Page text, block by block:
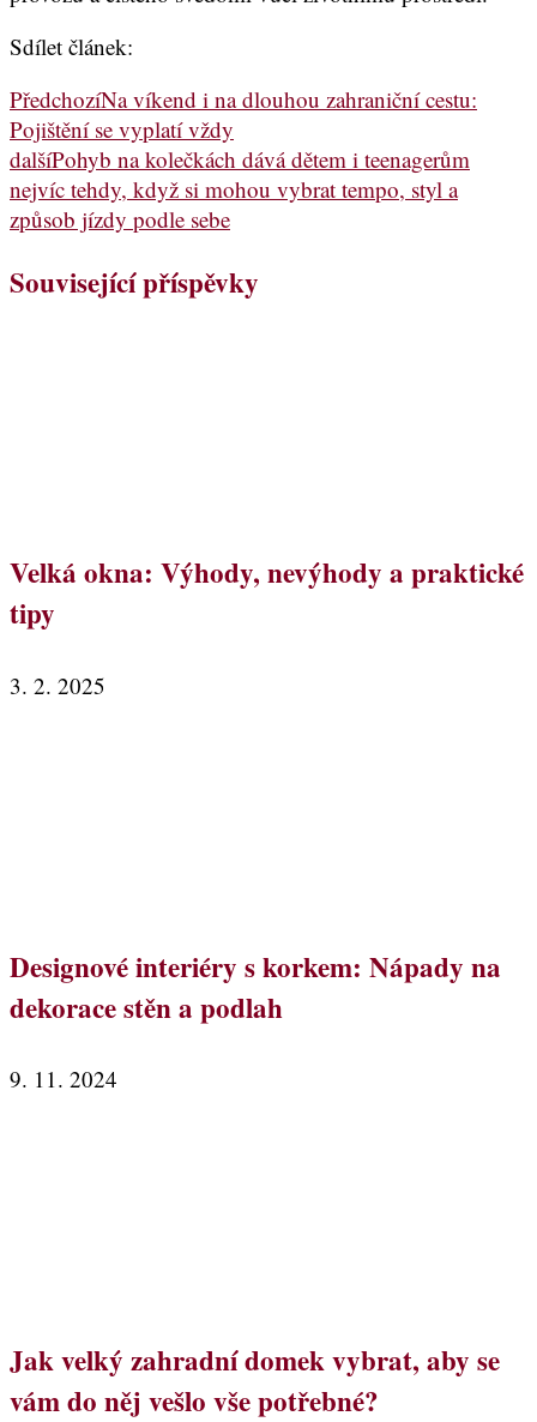
Sdílet článek:
PředchozíNa víkend i na dlouhou zahraniční cestu:
Pojištění se vyplatí vždy
dalšíPohyb na kolečkách dává dětem i teenagerům
nejvíc tehdy, když si mohou vybrat tempo, styl a
způsob jízdy podle sebe
Související příspěvky
Velká okna: Výhody, nevýhody a praktické
tipy
3. 2. 2025
Designové interiéry s korkem: Nápady na
dekorace stěn a podlah
9. 11. 2024
Jak velký zahradní domek vybrat, aby se
vám do něj vešlo vše potřebné?